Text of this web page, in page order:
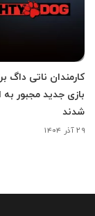
کارمندان ناتی داگ
بازی جدید مجبور به
شدند
۲۹ آذر ۱۴۰۴